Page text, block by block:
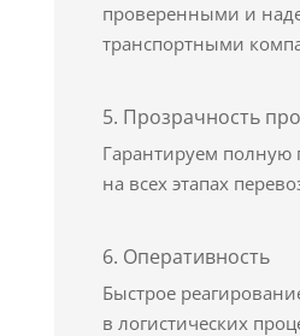
проверенными и
транспортными
5. Прозрачность
Гарантируем полную
на всех этапах
6. Оперативность
Быстрое
в логистических